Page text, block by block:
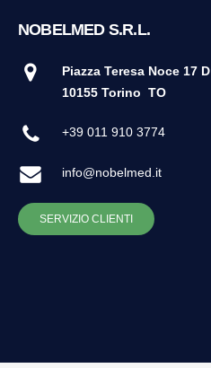
NOBELMED S.R.L.
Piazza Teresa Noce 17 D
10155 Torino TO
+39 011 910 3774
info@nobelmed.it
SERVIZIO CLIENTI